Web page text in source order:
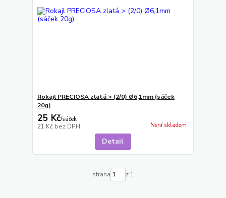
Rokajl PRECIOSA zlatá > (2/0) Ø6,1mm (sáček
20g)
25 Kč/sáček
21 Kč bez DPH Není skladem
Detail
strana z 1